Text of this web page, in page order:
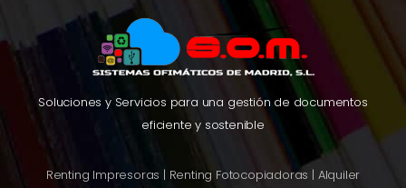
Soluciones y Servicios para una gestión de documentos
eficiente y sostenible
Renting Impresoras | Renting Fotocopiadoras | Alquiler